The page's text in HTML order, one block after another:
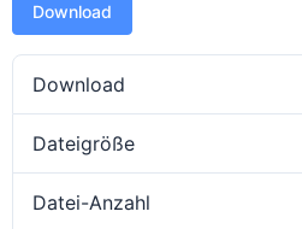
Download
Download
Dateigröße
Datei-Anzahl